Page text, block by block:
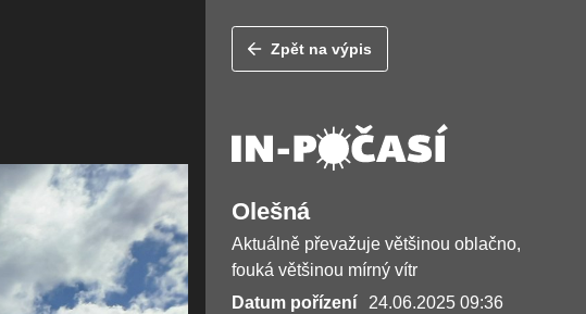
Zpět na výpis
Olešná
Aktuálně převažuje většinou oblačno,
fouká většinou mírný vítr
Datum pořízení
24.06.2025 09:36